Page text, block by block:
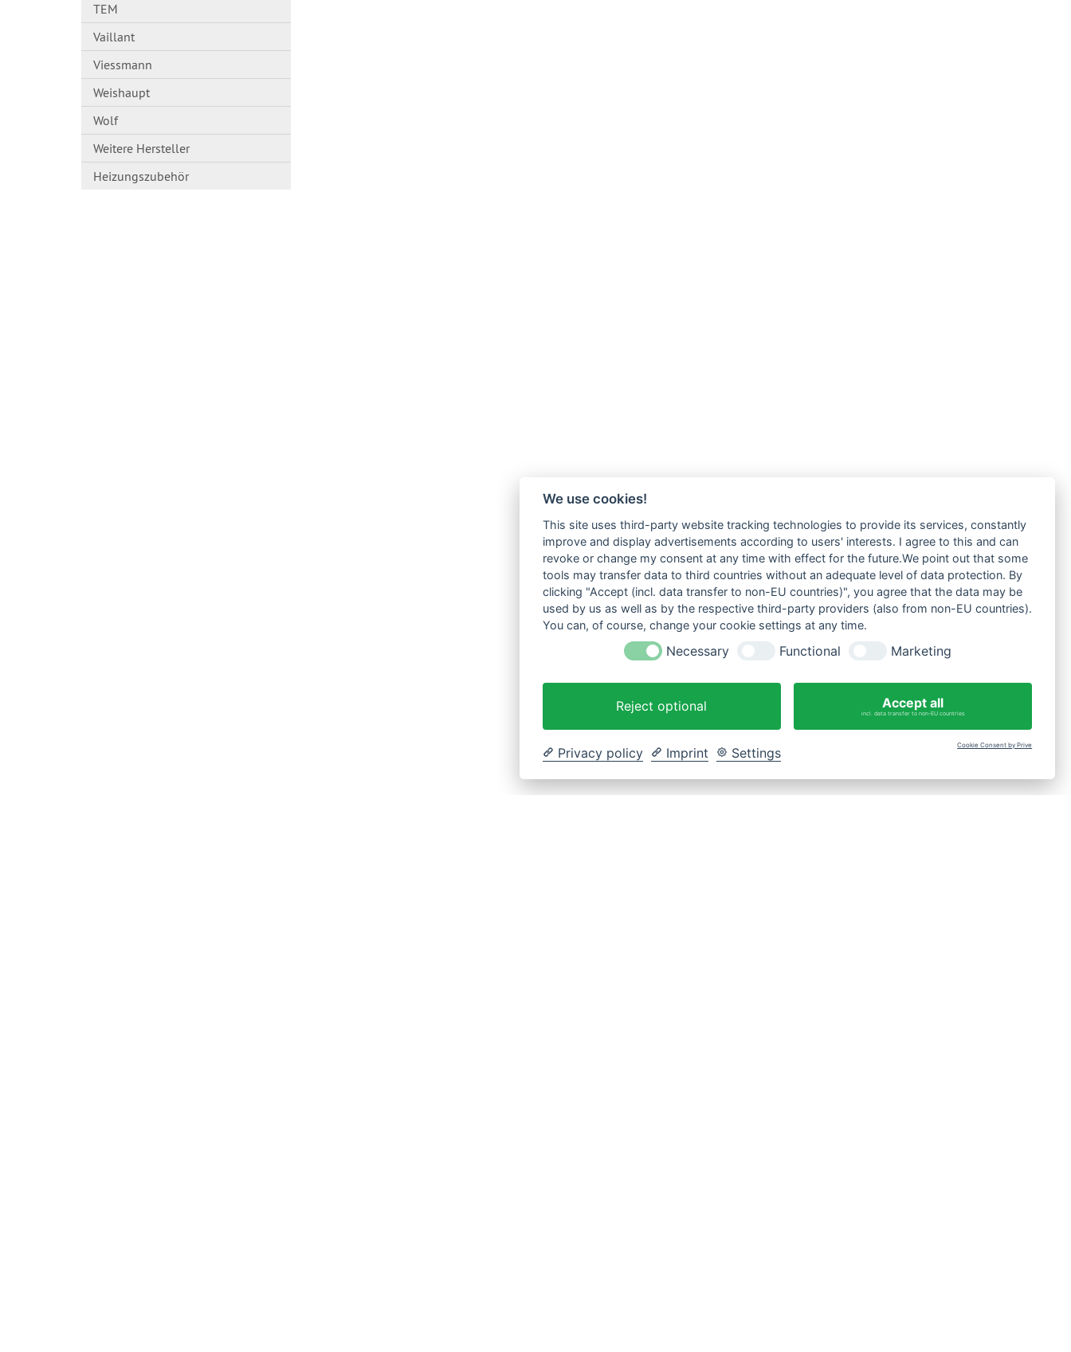
TEM
Vaillant
Viessmann
Weishaupt
Wolf
Weitere Hersteller
Heizungszubehör
We use cookies!
This site uses third-party website tracking technologies to provide its services, constantly
improve and display advertisements according to users' interests. I agree to this and can
revoke or change my consent at any time with effect for the future.We point out that some
tools may transfer data to third countries without an adequate level of data protection. By
clicking "Accept (incl. data transfer to non-EU countries)", you agree that the data may be
used by us as well as by the respective third-party providers (also from non-EU countries).
You can, of course, change your cookie settings at any time.
Necessary Functional Marketing
Reject optional Accept all
incl. data transfer to non-EU countries
Privacy policy Imprint Settings Cookie Consent by Prive
Fragen?
WhatsApp-Nachricht an 0175 3269620